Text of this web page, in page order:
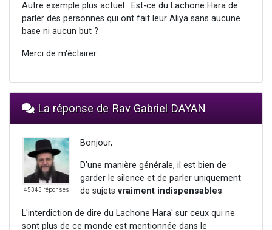
Autre exemple plus actuel : Est-ce du Lachone Hara de
parler des personnes qui ont fait leur Aliya sans aucune
base ni aucun but ?
Merci de m'éclairer.
La réponse de Rav Gabriel DAYAN
45345 réponses
Bonjour,
D'une manière générale, il est bien de
garder le silence et de parler uniquement
de sujets vraiment indispensables.
L'interdiction de dire du Lachone Hara' sur ceux qui ne
sont plus de ce monde est mentionnée dans le